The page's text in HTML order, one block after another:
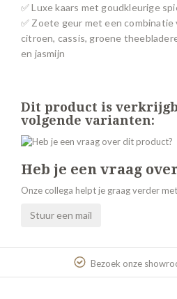
✅ Luxe kaars met goudkleurige
✅ Zoete geur met een combinatie
citroen, cassis, groene
en jasmijn
Dit product is
volgende varianten:
Heb je een vraag
Onze collega helpt je graag verder
Stuur een mail
Bezoek onze